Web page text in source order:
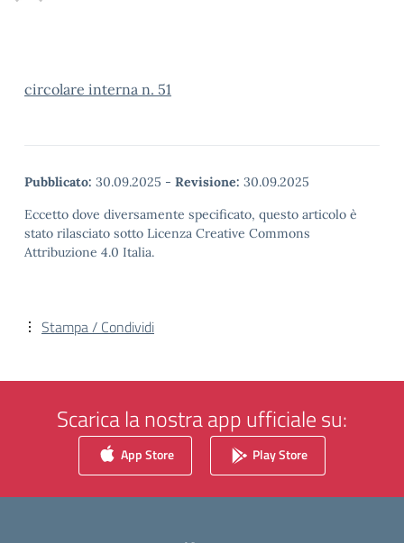
circolare interna n. 51
Pubblicato: 30.09.2025 - Revisione: 30.09.2025
Eccetto dove diversamente specificato, questo articolo è
stato rilasciato sotto Licenza Creative Commons
Attribuzione 4.0 Italia.
Stampa / Condividi
Scarica la nostra app ufficiale su:
App Store Play Store